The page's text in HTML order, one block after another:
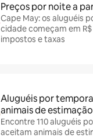
Preços por noite a
Cape May: os aluguéis
cidade começam em
impostos e taxas
Aluguéis por
animais de estimação
Encontre 110 aluguéis
aceitam animais de